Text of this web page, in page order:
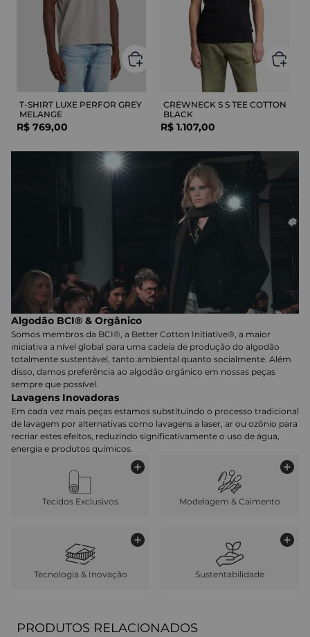
T-SHIRT LUXE PERFOR GREY
MELANGE
R$ 769,00
CREWNECK S S TEE COTTON
BLACK
R$ 1.107,00
Algodão BCI® & Orgânico
Somos membros da BCI®, a Better Cotton Initiative®, a maior
iniciativa a nível global para uma cadeia de produção do algodão
totalmente sustentável, tanto ambiental quanto socialmente. Além
disso, damos preferência ao algodão orgânico em nossas peças
sempre que possível.
Lavagens Inovadoras
Em cada vez mais peças estamos substituindo o processo tradicional
de lavagem por alternativas como lavagens a laser, ar ou ozônio para
recriar estes efeitos, reduzindo significativamente o uso de água,
energia e produtos químicos.
Tecidos Exclusivos Modelagem & Caimento
Tecnologia & Inovação Sustentabilidade
PRODUTOS RELACIONADOS